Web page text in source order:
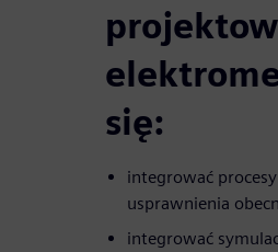
się:
integrować
usprawnienia
integrować